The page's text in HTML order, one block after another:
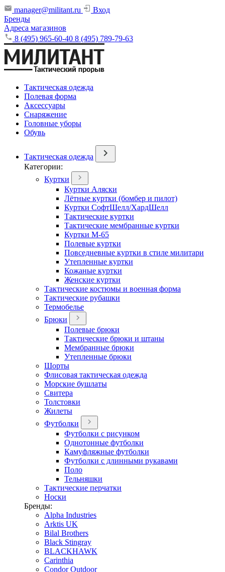
manager@militant.ru
Вход
Бренды
Адреса магазинов
8 (495) 965-60-40 8 (495) 789-79-63
Тактическая одежда
Полевая форма
Аксессуары
Снаряжение
Головные уборы
Обувь
Тактическая одежда
Категории:
Куртки
Куртки Аляски
Лётные куртки (бомбер и пилот)
Куртки СофтШелл/ХардШелл
Тактические куртки
Тактические мембранные куртки
Куртки М-65
Полевые куртки
Повседневные куртки в стиле милитари
Утепленные куртки
Кожаные куртки
Женские куртки
Тактические костюмы и военная форма
Тактические рубашки
Термобелье
Брюки
Полевые брюки
Тактические брюки и штаны
Мембранные брюки
Утепленные брюки
Шорты
Флисовая тактическая одежда
Морские бушлаты
Свитера
Толстовки
Жилеты
Футболки
Футболки с рисунком
Однотонные футболки
Камуфляжные футболки
Футболки с длинными рукавами
Поло
Тельняшки
Тактические перчатки
Носки
Бренды:
Alpha Industries
Arktis UK
Bilal Brothers
Black Stingray
BLACKHAWK
Carinthia
Condor Outdoor